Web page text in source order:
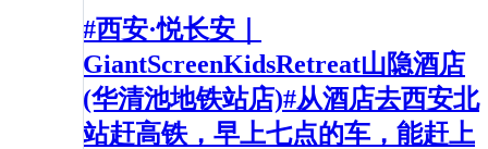
#西安·悦长安｜
GiantScreenKidsRetreat山隐酒店
(华清池地铁站店)#从酒店去西安北
站赶高铁，早上七点的车，能赶上